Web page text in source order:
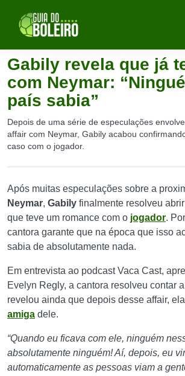
Gabily revela que já
com Neymar:
país sabia”
Depois de uma série de especulações
affair com Neymar, Gabily acabou
caso com o jogador.
Após muitas especulações sobre a
Neymar, Gabily finalmente resolveu
que teve um romance com o jogador.
cantora garante que na época que isso
sabia de absolutamente nada.
Em entrevista ao podcast Vaca Cast,
Evelyn Regly, a cantora resolveu contar
revelou ainda que depois desse affair,
amiga dele.
“Quando eu ficava com ele, ninguém
absolutamente ninguém! Aí, depois, eu
automaticamente as pessoas viam a